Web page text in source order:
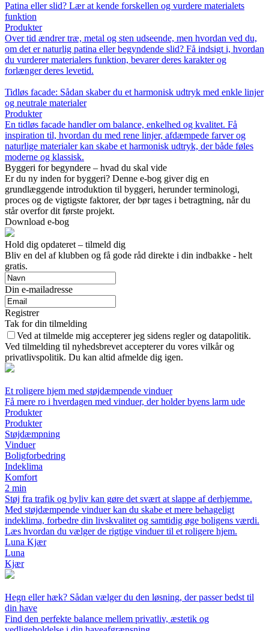
Patina eller slid? Lær at kende forskellen og vurdere materialets
funktion
Produkter
Over tid ændrer træ, metal og sten udseende, men hvordan ved du,
om det er naturlig patina eller begyndende slid? Få indsigt i, hvordan
du vurderer materialers funktion, bevarer deres karakter og
forlænger deres levetid.
Tidløs facade: Sådan skaber du et harmonisk udtryk med enkle linjer
og neutrale materialer
Produkter
En tidløs facade handler om balance, enkelhed og kvalitet. Få
inspiration til, hvordan du med rene linjer, afdæmpede farver og
naturlige materialer kan skabe et harmonisk udtryk, der både føles
moderne og klassisk.
Byggeri for begyndere – hvad du skal vide
Er du ny inden for byggeri? Denne e-bog giver dig en
grundlæggende introduktion til byggeri, herunder terminologi,
proces og de vigtigste faktorer, der bør tages i betragtning, når du
står overfor dit første projekt.
Download e-bog
Hold dig opdateret – tilmeld dig
Bliv en del af klubben og få gode råd direkte i din indbakke - helt
gratis.
Din e-mailadresse
Registrer
Tak for din tilmelding
Ved at tilmelde mig accepterer jeg sidens regler og datapolitik.
Ved tilmelding til nyhedsbrevet accepterer du vores vilkår og
privatlivspolitik. Du kan altid afmelde dig igen.
Et roligere hjem med støjdæmpende vinduer
Få mere ro i hverdagen med vinduer, der holder byens larm ude
Produkter
Produkter
Støjdæmpning
Vinduer
Boligforbedring
Indeklima
Komfort
2 min
Støj fra trafik og byliv kan gøre det svært at slappe af derhjemme.
Med støjdæmpende vinduer kan du skabe et mere behageligt
indeklima, forbedre din livskvalitet og samtidig øge boligens værdi.
Læs hvordan du vælger de rigtige vinduer til et roligere hjem.
Luna Kjær
Luna
Kjær
Hegn eller hæk? Sådan vælger du den løsning, der passer bedst til
din have
Find den perfekte balance mellem privatliv, æstetik og